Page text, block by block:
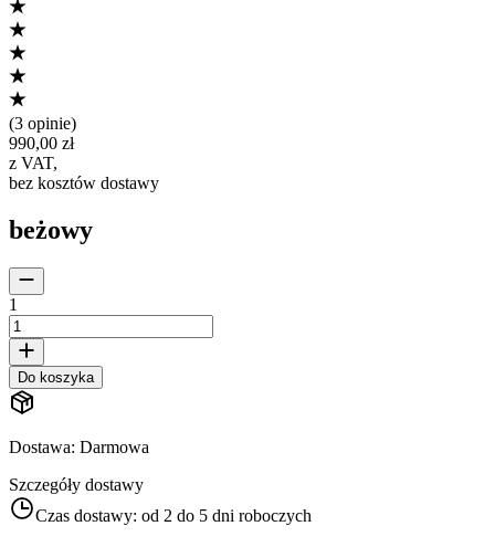
(3 opinie)
990,00 zł
z VAT,
bez kosztów dostawy
beżowy
1
Do koszyka
Dostawa: Darmowa
Szczegóły dostawy
Czas dostawy: od 2 do 5 dni roboczych